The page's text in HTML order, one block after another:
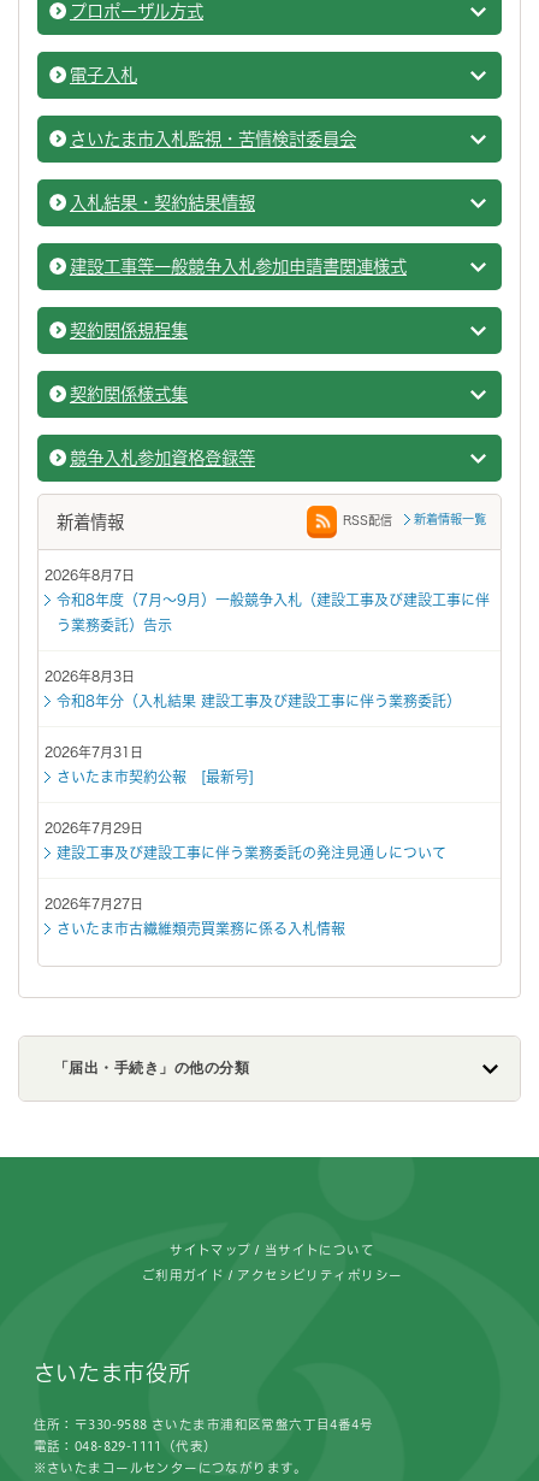
プロポーザル方式
入札・
電子入札
入札・
さいたま市入札監視・苦情検討委員会
入札・
入札結果・契約結果情報
入札結
建設工事等一般競争入札参加申請書関連様式
入札・
契約関係規程集
契約関
契約関係様式集
契約関
競争入札参加資格登録等
競争入
新着情報 新着情報一覧
RSS配信
2026年8月7日
令和8年度（7月～9月）一般競争入札（建設工事及び建設工事に伴
う業務委託）告示
2026年8月3日
令和8年分（入札結果 建設工事及び建設工事に伴う業務委託）
2026年7月31日
さいたま市契約公報 [最新号]
2026年7月29日
建設工事及び建設工事に伴う業務委託の発注見通しについて
2026年7月27日
さいたま市古繊維類売買業務に係る入札情報
「届出・手続き」の他の分類
サイトマップ 当サイトについて
ご利用ガイド アクセシビリティポリシー
さいたま市役所
住所：〒330-9588 さいたま市浦和区常盤六丁目4番4号
電話：048-829-1111（代表）
※さいたまコールセンターにつながります。